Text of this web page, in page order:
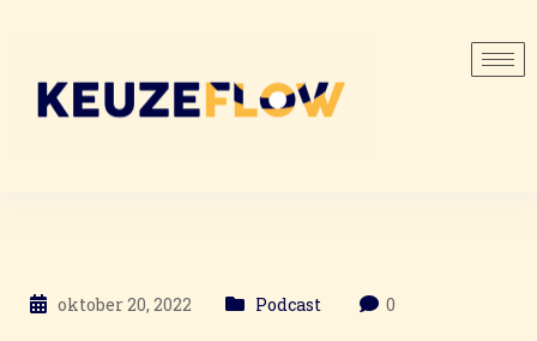
oktober 20, 2022 Podcast 0